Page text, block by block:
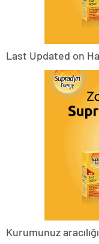
Last Updated on
Kurumunuz